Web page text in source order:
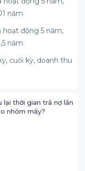
năm
hoạt động 5 năm,
năm
cuối kỳ, doanh thu
thời gian trả nợ lần
nhóm mấy?